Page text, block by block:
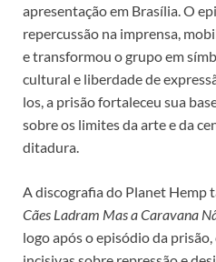
apresentação em Brasília. O
repercussão na imprensa,
e transformou o grupo em
cultural e liberdade de
los, a prisão fortaleceu sua
sobre os limites da arte e da
ditadura.
A discografia do Planet Hemp
Cães Ladram Mas a Caravana
logo após o episódio da